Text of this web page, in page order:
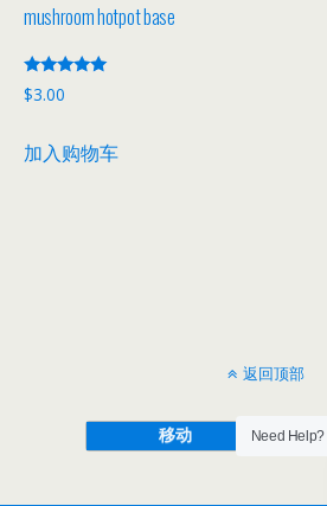
mushroom hotpot base
评分
5.00
$3.00
加入购物车
返回顶部
移动 Need Help?